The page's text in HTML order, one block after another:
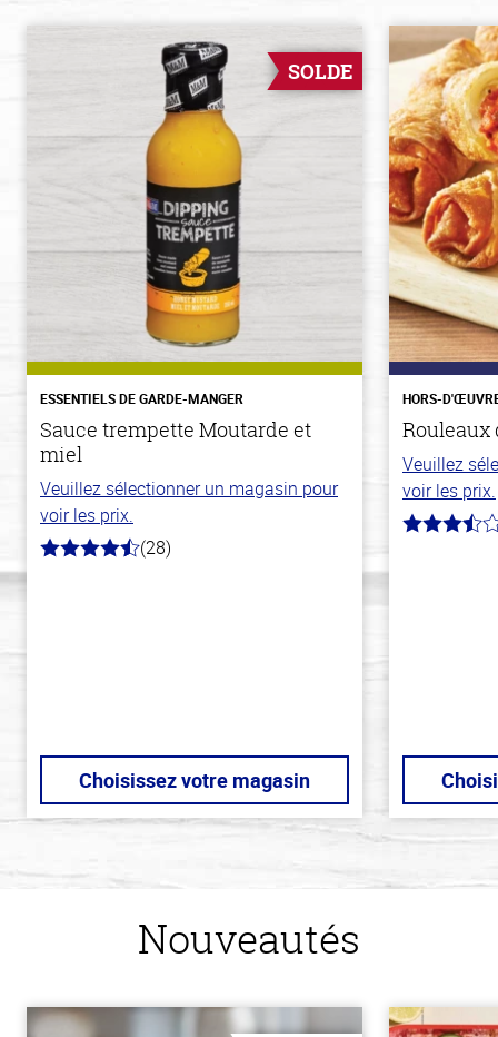
SOLDE
ESSENTIELS DE GARDE-MANGER
Sauce trempette Moutarde et
miel
Veuillez sélectionner un magasin pour
voir les prix.
4.6
(28)
Choisissez votre magasin
HORS-
Rouleaux
Veuillez
voir les prix.
3.4
Nouveautés